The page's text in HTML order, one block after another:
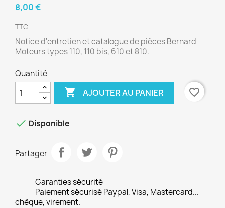
8,00 €
TTC
Notice d'entretien et catalogue de pièces Bernard-
Moteurs types 110, 110 bis, 610 et 810.
Quantité
 AJOUTER AU PANIER favorite_border
 Disponible
Partager
Garanties sécurité
Paiement sécurisé Paypal, Visa, Mastercard...
chèque, virement.